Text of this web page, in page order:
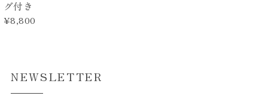
グ付き
¥8,800
NEWSLETTER